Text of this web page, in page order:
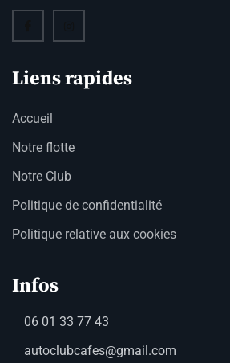
Liens rapides
Accueil
Notre flotte
Notre Club
Politique de confidentialité
Politique relative aux cookies
Infos
06 01 33 77 43
autoclubcafes@gmail.com